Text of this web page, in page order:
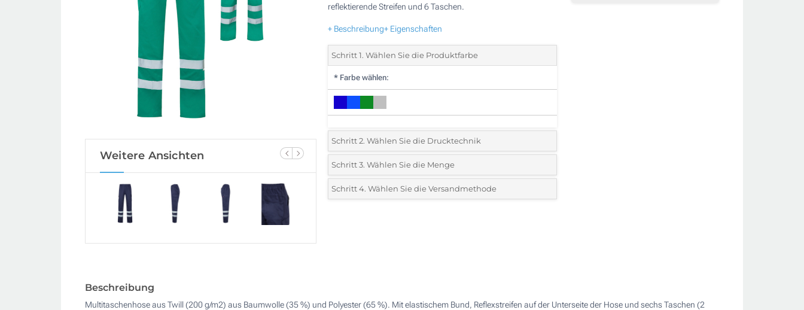
Weitere Ansichten
reflektierende Streifen und 6 Taschen.
+ Beschreibung+ Eigenschaften
Schritt 1. Wählen Sie die Produktfarbe
* Farbe wählen:
Schritt 2. Wählen Sie die Drucktechnik
*Wählen Sie die Druck- und Farbtechniken für Ihr Logo:
1 Farbig (Auf einer Seite)
Vollfarbdruck (Auf einer Seite)
Schritt 3. Wählen Sie die Menge
*Mindestbestellmenge 5 (Gesamte Bestellung)
Schritt 4. Wählen Sie die Versandmethode
Beschreibung
Multitaschenhose aus Twill (200 g/m2) aus Baumwolle (35 %) und Polyester (65 %). Mit elastischem Bund, Reflexstreifen auf der Unterseite der Hose und sechs Taschen (2